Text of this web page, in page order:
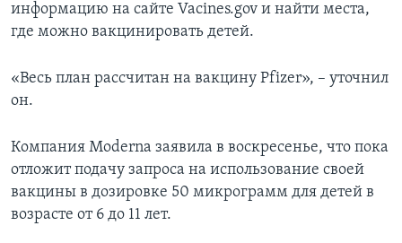
информацию на сайте Vacines.gov и найти места,
где можно вакцинировать детей.
«Весь план рассчитан на вакцину Pfizer», – уточнил
он.
Компания Moderna заявила в воскресенье, что пока
отложит подачу запроса на использование своей
вакцины в дозировке 50 микрограмм для детей в
возрасте от 6 до 11 лет.